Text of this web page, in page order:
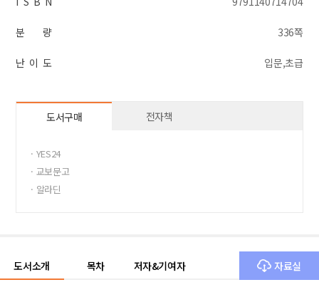
분 량 336쪽
난 이 도 입문,초급
도서구매 전자책
· YES24
· 교보문고
· 알라딘
도서소개 목차 저자&기여자 자료실